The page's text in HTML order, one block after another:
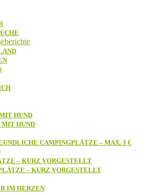
HUND
MIT HUND
CAMPINGPLÄTZE – MAX. 3 €
– KURZ VORGESTELLT
– KURZ VORGESTELLT
IM HERZEN